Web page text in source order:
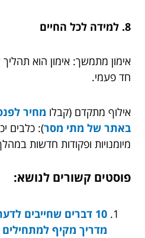
8. למידה לכל החיים
אימון מתמשך: אימון הוא
חד פעמי.
אילוף מתקדם (קבלו מחיר
באתר של מתי מסר): כלבים
מיומנויות ופקודות חדשות
פוסטים קשורים לנושא:
10 דברים שחייבים
מדריך מקיף למתחילים